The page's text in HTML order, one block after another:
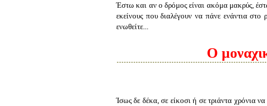
Έστω και αν ο δρόμος είναι ακόμα μακρύς,
εκείνους που διαλέγουν να πάνε ενάντια
ενωθείτε...
Ο
Ίσως δε δέκα, σε είκοσι ή σε τριάντα χρόνια